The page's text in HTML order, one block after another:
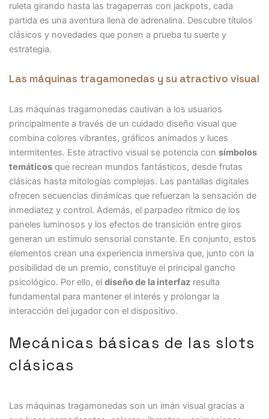
ruleta girando hasta las tragaperras con jackpots, cada
partida es una aventura llena de adrenalina. Descubre títulos
clásicos y novedades que ponen a prueba tu suerte y
estrategia.
Las máquinas tragamonedas y su atractivo visual
Las máquinas tragamonedas cautivan a los usuarios
principalmente a través de un cuidado diseño visual que
combina colores vibrantes, gráficos animados y luces
intermitentes. Este atractivo visual se potencia con símbolos
temáticosque recrean mundos fantásticos, desde frutas
clásicas hasta mitologías complejas. Las pantallas digitales
ofrecen secuencias dinámicas que refuerzan la sensación de
inmediatez y control. Además, el parpadeo rítmico de los
paneles luminosos y los efectos de transición entre giros
generan un estímulo sensorial constante. En conjunto, estos
elementos crean una experiencia inmersiva que, junto con la
posibilidad de un premio, constituye el principal gancho
psicológico. Por ello, el diseño de la interfazresulta
fundamental para mantener el interés y prolongar la
interacción del jugador con el dispositivo.
Mecánicas básicas de las slots
clásicas
Las máquinas tragamonedas son un imán visual gracias a